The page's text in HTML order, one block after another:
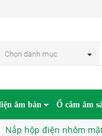
Chọn danh mục
âm bàn Ổ cắm âm
Nắp hộp điện nhôm
TNE01-300X120-X